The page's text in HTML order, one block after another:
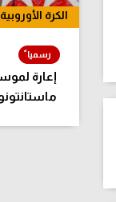
الكرة الأوروبية
إعارة